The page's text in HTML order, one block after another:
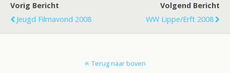
Vorig Bericht
Jeugd Filmavond 2008
Volgend Bericht
WW Lippe/Erft 2008
Terug naar boven